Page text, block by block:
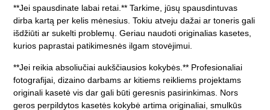
**Jei spausdinate labai retai.** Tarkime, jūsų spausdintuvas
dirba kartą per kelis mėnesius. Tokiu atveju dažai ar toneris gali
išdžiūti ar sukelti problemų. Geriau naudoti originalias kasetes,
kurios paprastai patikimesnės ilgam stovėjimui.
**Jei reikia absoliučiai aukščiausios kokybės.** Profesionaliai
fotografijai, dizaino darbams ar kitiems reikliems projektams
originali kasetė vis dar gali būti geresnis pasirinkimas. Nors
geros perpildytos kasetės kokybė artima originaliai, smulkūs